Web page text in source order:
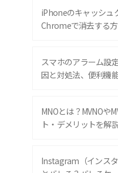
iPhoneのキャッシュ
Chromeで消去する
スマホのアラーム設
因と対処法、便利機
MNOとは？MVNOや
ト・デメリットを解
Instagram（インス